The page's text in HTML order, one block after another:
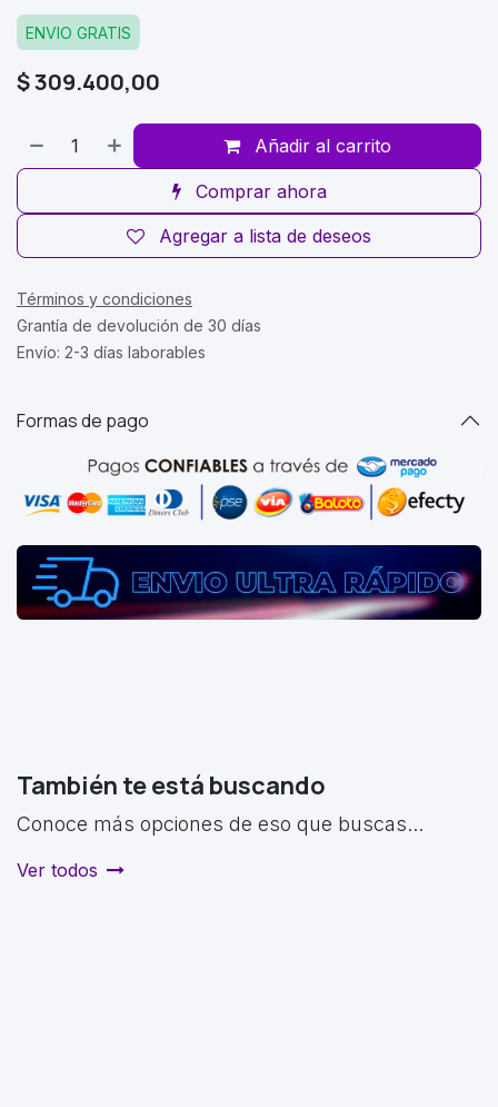
ENVIO GRATIS
$309.400,00
Añadir al carrito
Comprar ahora
Agregar a lista de deseos
Términos y condiciones
Grantía de devolución de 30 días
Envío: 2-3 días laborables
Formas de pago
También te está buscando
Conoce más opciones de eso que buscas...
Ver todos